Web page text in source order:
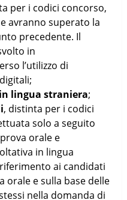
per i codici concorso,
avranno superato la
precedente. Il
in
l’utilizzo di
lingua straniera;
, distinta per i codici
solo a seguito
orale e
in lingua
ai candidati
orale e sulla base delle
nella domanda di